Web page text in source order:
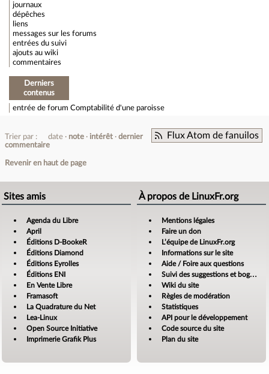
journaux
dépêches
liens
messages sur les forums
entrées du suivi
ajouts au wiki
commentaires
Derniers
contenus
entrée de forum Comptabilité d'une paroisse
Flux Atom de fanuilos
Trier par : date note intérêt
dernier
commentaire
Revenir en haut de page
Sites amis
Agenda du Libre
April
Éditions D-BookeR
Éditions Diamond
Éditions Eyrolles
Éditions ENI
En Vente Libre
Framasoft
La Quadrature du Net
Lea-Linux
Open Source Initiative
Imprimerie Grafik Plus
À propos de LinuxFr.org
Mentions légales
Faire un don
L’équipe de LinuxFr.org
Informations sur le site
Aide / Foire aux questions
Suivi des suggestions et bogues
Wiki du site
Règles de modération
Statistiques
API pour le développement
Code source du site
Plan du site